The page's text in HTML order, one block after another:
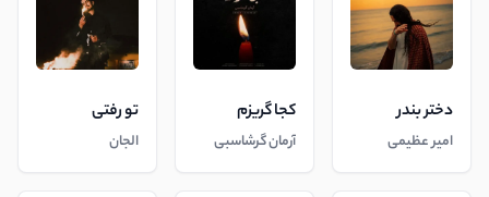
دختر بندر
امیر عظیمی
کجا گریزم
آرمان گرشاسبی
تو رفتی
الجان